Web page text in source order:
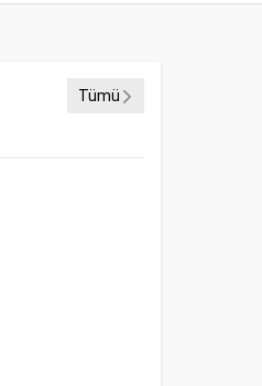
Tümü